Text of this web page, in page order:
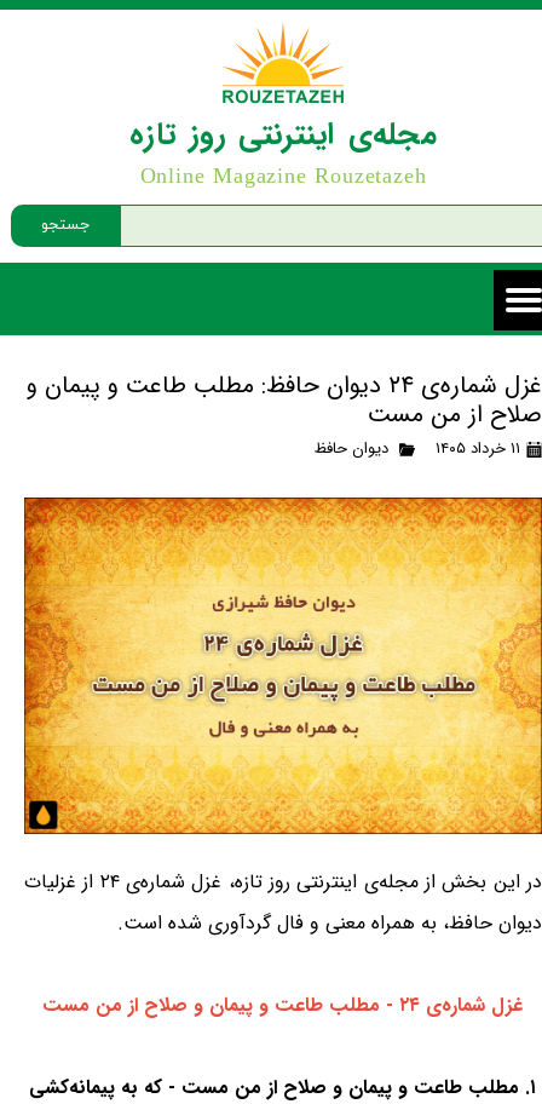
جستجو
مجله‌ی اینترنتی روز تازه
Online Magazine Rouzetazeh
غزل شماره‌ی ۲۴ دیوان حافظ: مطلب طاعت و پیمان و
صلاح از من مست
۱۱ خرداد ۱۴۰۵ دیوان حافظ
در این بخش از مجله‌ی اینترنتی روز تازه، غزل شماره‌ی ۲۴ از غزلیات
دیوان حافظ، به همراه معنی و فال گردآوری شده است.
غزل شماره‌ی ۲۴ - مطلب طاعت و پیمان و صلاح از من مست
۱. مطلب طاعت و پیمان و صلاح از من مست - که به پیمانه‌کشی